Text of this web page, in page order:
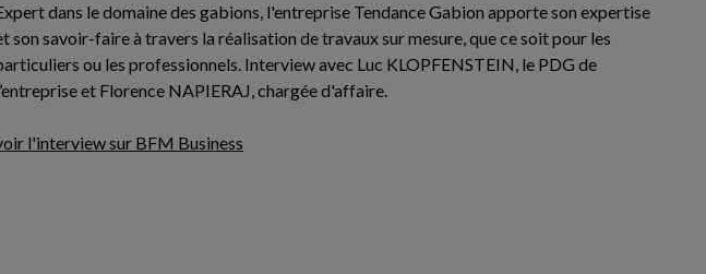
dans le domaine des gabions, l'entreprise Tendance Gabion apporte son expertise
son savoir-faire à travers la réalisation de travaux sur mesure, que ce soit pour les
ou les professionnels. Interview avec Luc KLOPFENSTEIN, le PDG de
et Florence NAPIERAJ, chargée d'affaire.
l'interview sur BFM Business